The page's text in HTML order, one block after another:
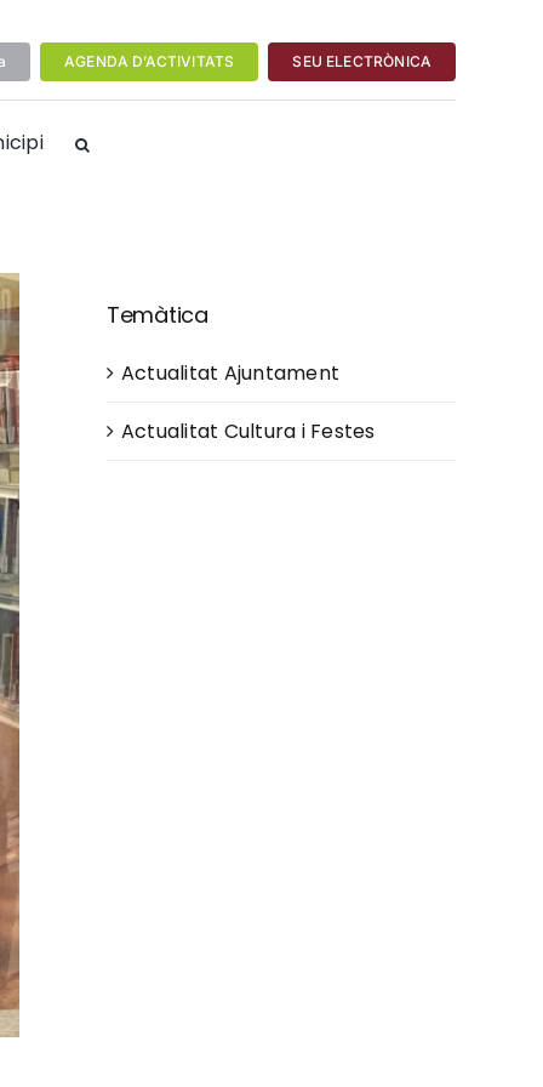
AGENDA D’ACTIVITATS SEU ELECTRÒNICA
Temàtica
Actualitat Ajuntament
Actualitat Cultura i Festes